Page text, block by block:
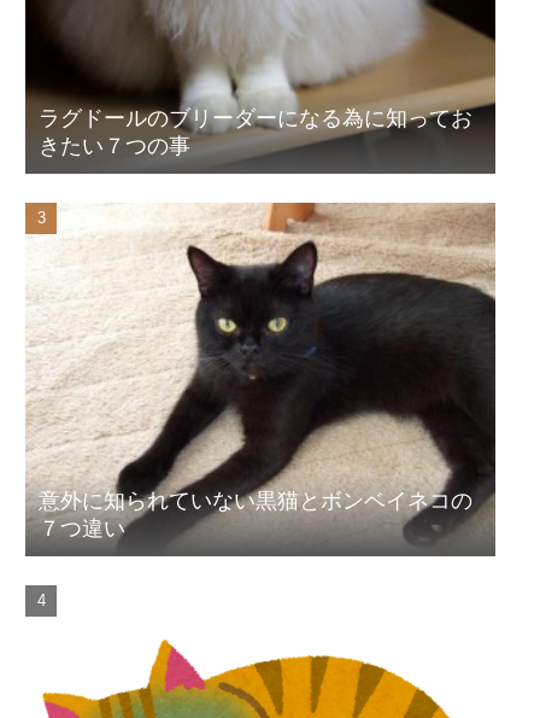
ラグドールのブリーダーになる為に知ってお
きたい７つの事
意外に知られていない黒猫とボンベイネコの
７つ違い